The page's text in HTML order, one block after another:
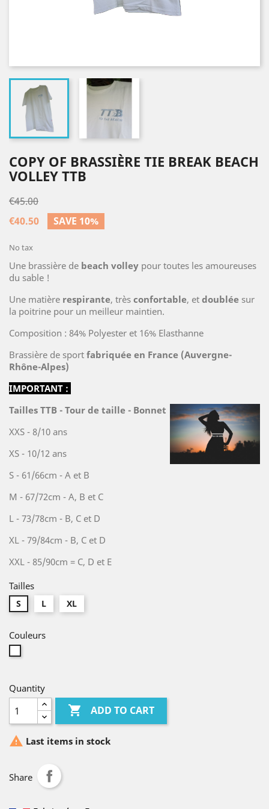
COPY OF BRASSIÈRE TIE BREAK BEACH
VOLLEY TTB
€45.00
€40.50
SAVE 10%
No tax
Une brassière de beach volley pour toutes les amoureuses
du sable !
Une matière respirante, très confortable, et doublée sur
la poitrine pour un meilleur maintien.
Composition : 84% Polyester et 16% Elasthanne
Brassière de sport fabriquée en France (Auvergne-
Rhône-Alpes)
IMPORTANT :
Tailles TTB - Tour de taille - Bonnet
XXS - 8/10 ans
XS - 10/12 ans
S - 61/66cm - A et B
M - 67/72cm - A, B et C
L - 73/78cm - B, C et D
XL - 79/84cm - B, C et D
XXL - 85/90cm = C, D et E
Tailles
S L XL
Couleurs
Quantity
 ADD TO CART
 Last items in stock
Share